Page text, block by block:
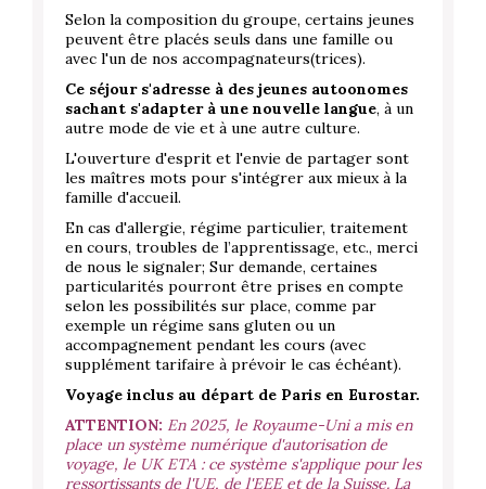
Selon la composition du groupe, certains jeunes
peuvent être placés seuls dans une famille ou
avec l'un de nos accompagnateurs(trices).
Ce séjour s'adresse à des jeunes autoonomes
sachant s'adapter à une nouvelle langue, à un
autre mode de vie et à une autre culture.
L'ouverture d'esprit et l'envie de partager sont
les maîtres mots pour s'intégrer aux mieux à la
famille d'accueil.
En cas d'allergie, régime particulier, traitement
en cours, troubles de l’apprentissage, etc., merci
de nous le signaler; Sur demande, certaines
particularités pourront être prises en compte
selon les possibilités sur place, comme par
exemple un régime sans gluten ou un
accompagnement pendant les cours (avec
supplément tarifaire à prévoir le cas échéant).
Voyage inclus au départ de Paris en Eurostar.
ATTENTION: En 2025, le Royaume-Uni a mis en
place un système numérique d'autorisation de
voyage, le UK ETA : ce système s'applique pour les
ressortissants de l'UE, de l'EEE et de la Suisse. La